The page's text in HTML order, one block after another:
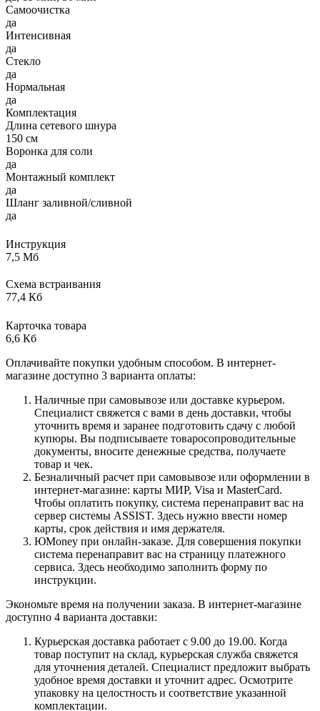
Самоочистка
да
Интенсивная
да
Стекло
да
Нормальная
да
Комплектация
Длина сетевого шнура
150 см
Воронка для соли
да
Монтажный комплект
да
Шланг заливной/сливной
да
Инструкция
7,5 Мб
Схема встраивания
77,4 Кб
Карточка товара
6,6 Кб
Оплачивайте покупки удобным способом. В интернет-
магазине доступно 3 варианта оплаты:
Наличные при самовывозе или доставке курьером.
Специалист свяжется с вами в день доставки, чтобы
уточнить время и заранее подготовить сдачу с любой
купюры. Вы подписываете товаросопроводительные
документы, вносите денежные средства, получаете
товар и чек.
Безналичный расчет при самовывозе или оформлении в
интернет-магазине: карты МИР, Visa и MasterCard.
Чтобы оплатить покупку, система перенаправит вас на
сервер системы ASSIST. Здесь нужно ввести номер
карты, срок действия и имя держателя.
ЮMoney при онлайн-заказе. Для совершения покупки
система перенаправит вас на страницу платежного
сервиса. Здесь необходимо заполнить форму по
инструкции.
Экономьте время на получении заказа. В интернет-магазине
доступно 4 варианта доставки:
Курьерская доставка работает с 9.00 до 19.00. Когда
товар поступит на склад, курьерская служба свяжется
для уточнения деталей. Специалист предложит выбрать
удобное время доставки и уточнит адрес. Осмотрите
упаковку на целостность и соответствие указанной
комплектации.